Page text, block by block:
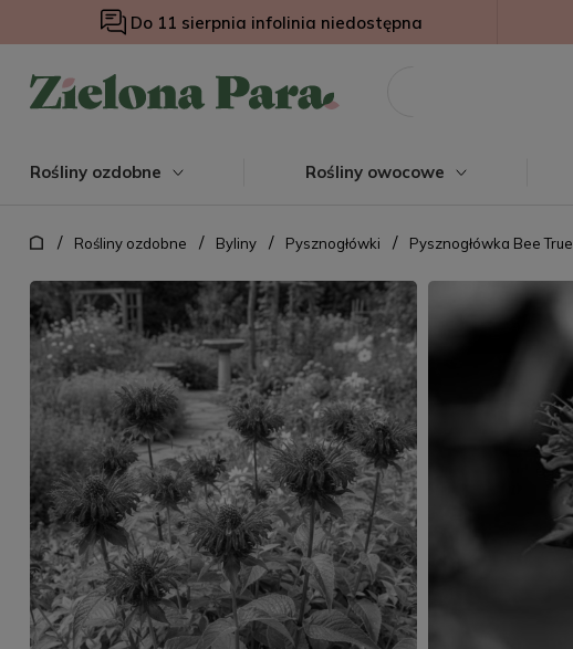
Do 11 sierpnia infolinia niedostępna
Rośliny ozdobne Rośliny owocowe
/ Rośliny ozdobne / Byliny / Pysznogłówki / Pysznogłówka Bee True